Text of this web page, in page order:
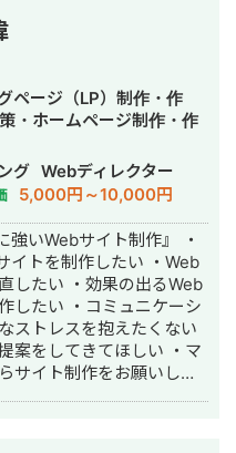
ネル、CSなど数値改善に
画クリエイテ
制作、LINE構築&改修に
請求となります。 以上
また広告代理店を協業先
の会社様はぜひご連絡く
介フィーのお支払いも
制作会社様 ・動画編
構築会社様 など。 興
度ご相談ください。
riki199505
いただきありがとうござ
マーケティング
株式会社】」に出演さ
たものです。
万人登録 ・美容系クリニ
約3万人登録 →集客率
達療育instagram売上
動画100万再生 ・
件以上 ③具体的に
と ・SNSを使用した集客
アカウント集客(採用)
画像コンテンツ生成 ・コ
立案 ・コンテンツ台本作
ル画像作成 ・動画制作、
リティクス分析
ページ（LP）制作・作
・ホームページ制作・作
・動画編集
グ Webディレクター
5,000円～10,000円
強いWebサイト制作』 ・
イトを制作したい ・Web
したい ・効果の出るWeb
したい ・コミュニケーシ
ストレスを抱えたくない
案をしてきてほしい ・マ
サイト制作をお願いした